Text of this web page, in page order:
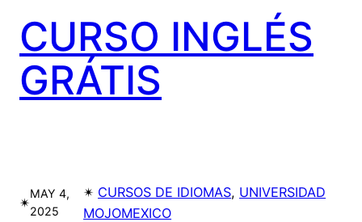
CURSO INGLÉS
GRÁTIS
✴︎
MAY 4,
2025
✴︎ CURSOS DE IDIOMAS, UNIVERSIDAD
MOJOMEXICO